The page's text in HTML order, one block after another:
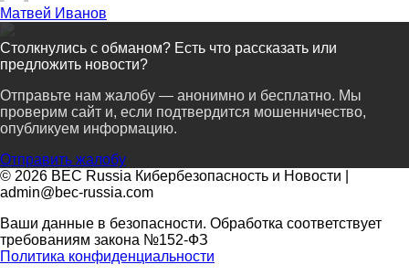
Матвей Иванов
Столкнулись с обманом? Есть что рассказать или
предложить новости?
Отправьте нам жалобу — анонимно и бесплатно. Мы
проверим сайт и, если подтвердится мошенничество,
опубликуем информацию.
Отправить жалобу
© 2026 BEC Russia Кибербезопасность и Новости |
admin@bec-russia.com
Ваши данные в безопасности. Обработка соответствует
требованиям закона №152-ФЗ
Политика конфиденциальности